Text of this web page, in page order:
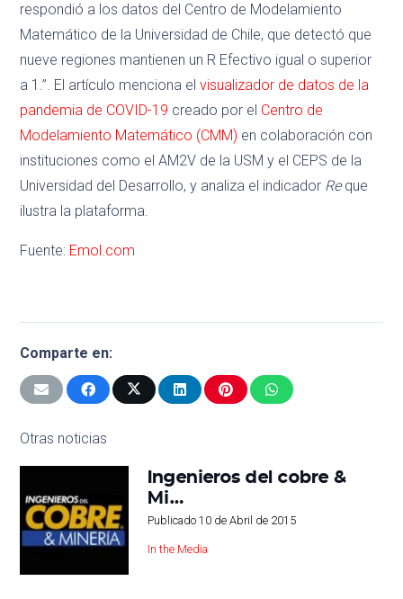
respondió a los datos del Centro de Modelamiento
Matemático de la Universidad de Chile, que detectó que
nueve regiones mantienen un R Efectivo igual o superior
a 1.”. El artículo menciona elvisualizador de datos de la
pandemia de COVID-19 creado por el Centro de
Modelamiento Matemático (CMM) en colaboración con
instituciones como el AM2V de la USM y el CEPS de la
Universidad del Desarrollo, y analiza el indicador Reque
ilustra la plataforma.
Fuente: Emol.com
Comparte en:
Otras noticias
Ingenieros del cobre &
Mi…
Publicado 10 de Abril de 2015
In the Media